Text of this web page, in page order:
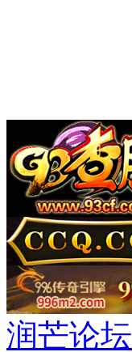
润芒论坛